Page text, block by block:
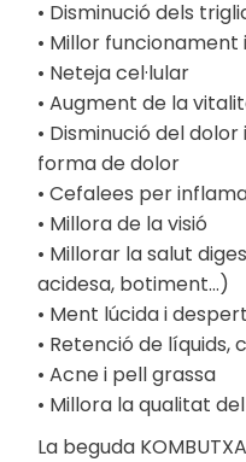
• Disminució dels
• Millor
• Neteja cel·lular
• Augment de la
• Disminució del
forma de dolor
• Cefalees per
• Millora de la visió
• Millorar la salut
acidesa, botiment…)
• Ment lúcida i
• Retenció de líquids,
• Acne i pell grassa
• Millora la qualitat
La beguda